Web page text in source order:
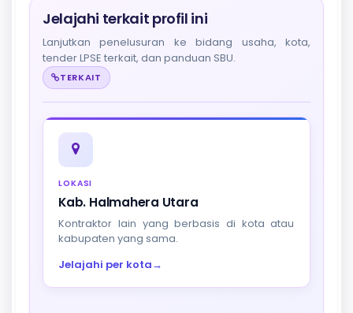
Jelajahi terkait profil ini
Lanjutkan penelusuran ke bidang usaha, kota,
tender LPSE terkait, dan panduan SBU.
TERKAIT
LOKASI
Kab. Halmahera Utara
Kontraktor lain yang berbasis di kota atau
kabupaten yang sama.
Jelajahi per kota→